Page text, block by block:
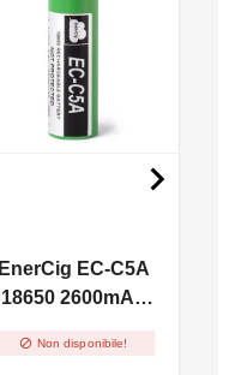
EnerCig EC-C5A
18650 2600mAh
 Non disponibile!
